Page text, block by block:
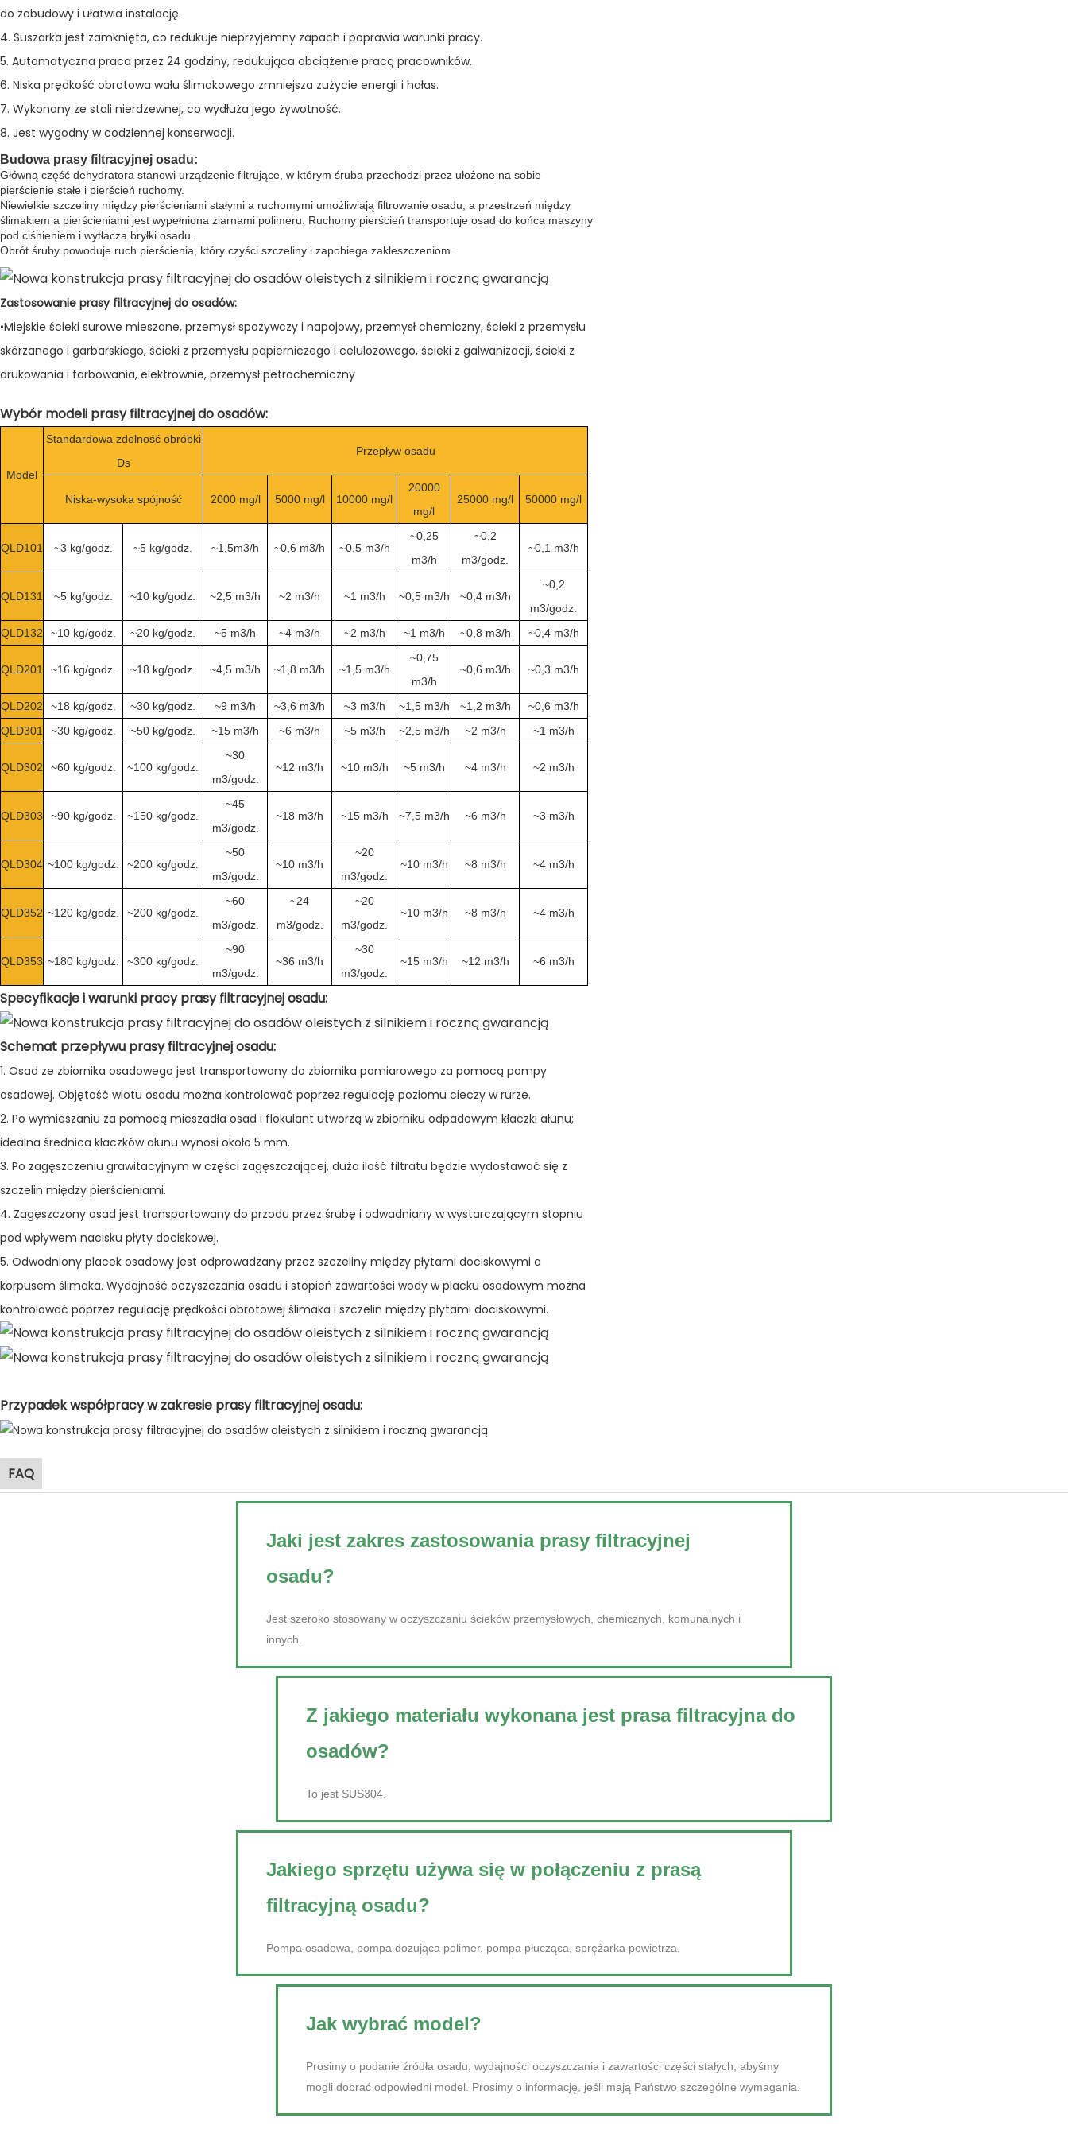
do zabudowy i ułatwia instalację.
4. Suszarka jest zamknięta, co redukuje nieprzyjemny zapach i poprawia warunki pracy.
5. Automatyczna praca przez 24 godziny, redukująca obciążenie pracą pracowników.
6. Niska prędkość obrotowa wału ślimakowego zmniejsza zużycie energii i hałas.
7. Wykonany ze stali nierdzewnej, co wydłuża jego żywotność.
8. Jest wygodny w codziennej konserwacji.
Budowa prasy filtracyjnej osadu:
Główną część dehydratora stanowi urządzenie filtrujące, w którym śruba przechodzi przez ułożone na sobie
pierścienie stałe i pierścień ruchomy.
Niewielkie szczeliny między pierścieniami stałymi a ruchomymi umożliwiają filtrowanie osadu, a przestrzeń między
ślimakiem a pierścieniami jest wypełniona ziarnami polimeru. Ruchomy pierścień transportuje osad do końca maszyny
pod ciśnieniem i wytłacza bryłki osadu.
Obrót śruby powoduje ruch pierścienia, który czyści szczeliny i zapobiega zakleszczeniom.
Zastosowanie prasy filtracyjnej do osadów:
•Miejskie ścieki surowe mieszane, przemysł spożywczy i napojowy, przemysł chemiczny, ścieki z przemysłu
skórzanego i garbarskiego, ścieki z przemysłu papierniczego i celulozowego, ścieki z galwanizacji, ścieki z
drukowania i farbowania, elektrownie, przemysł petrochemiczny
Wybór modeli prasy filtracyjnej do osadów:
Model
Standardowa zdolność obróbki
Ds
Przepływ osadu
Niska-wysoka spójność 2000 mg/l 5000 mg/l 10000 mg/l
20000
mg/l
25000 mg/l 50000 mg/l
QLD101 ~3 kg/godz. ~5 kg/godz. ~1,5m3/h ~0,6 m3/h ~0,5 m3/h
~0,25
m3/h
~0,2
m3/godz.
~0,1 m3/h
QLD131 ~5 kg/godz. ~10 kg/godz. ~2,5 m3/h ~2 m3/h ~1 m3/h ~0,5 m3/h ~0,4 m3/h
~0,2
m3/godz.
QLD132
~10 kg/godz. ~20 kg/godz. ~5 m3/h ~4 m3/h ~2 m3/h ~1 m3/h ~0,8 m3/h ~0,4 m3/h
QLD201 ~16 kg/godz. ~18 kg/godz. ~4,5 m3/h ~1,8 m3/h ~1,5 m3/h
~0,75
m3/h
~0,6 m3/h ~0,3 m3/h
QLD202 ~18 kg/godz. ~30 kg/godz. ~9 m3/h ~3,6 m3/h ~3 m3/h ~1,5 m3/h ~1,2 m3/h
~0,6 m3/h
QLD301
~30 kg/godz. ~50 kg/godz. ~15 m3/h ~6 m3/h ~5 m3/h ~2,5 m3/h ~2 m3/h ~1 m3/h
QLD302 ~60 kg/godz. ~100 kg/godz.
~30
m3/godz.
~12 m3/h ~10 m3/h ~5 m3/h ~4 m3/h ~2 m3/h
QLD303 ~90 kg/godz. ~150 kg/godz.
~45
m3/godz.
~18 m3/h ~15 m3/h ~7,5 m3/h ~6 m3/h ~3 m3/h
QLD304 ~100 kg/godz. ~200 kg/godz.
~50
m3/godz.
~10 m3/h
~20
m3/godz.
~10 m3/h ~8 m3/h ~4 m3/h
QLD352 ~120 kg/godz. ~200 kg/godz.
~60
m3/godz.
~24
m3/godz.
~20
m3/godz.
~10 m3/h ~8 m3/h ~4 m3/h
QLD353 ~180 kg/godz. ~300 kg/godz.
~90
m3/godz.
~36 m3/h
~30
m3/godz.
~15 m3/h ~12 m3/h ~6 m3/h
Specyfikacje i warunki pracy prasy filtracyjnej osadu:
Schemat przepływu prasy filtracyjnej osadu:
1. Osad ze zbiornika osadowego jest transportowany do zbiornika pomiarowego za pomocą pompy
osadowej. Objętość wlotu osadu można kontrolować poprzez regulację poziomu cieczy w rurze.
2. Po wymieszaniu za pomocą mieszadła osad i flokulant utworzą w zbiorniku odpadowym kłaczki ałunu;
idealna średnica kłaczków ałunu wynosi około 5 mm.
3. Po zagęszczeniu grawitacyjnym w części zagęszczającej, duża ilość filtratu będzie wydostawać się z
szczelin między pierścieniami.
4. Zagęszczony osad jest transportowany do przodu przez śrubę i odwadniany w wystarczającym stopniu
pod wpływem nacisku płyty dociskowej.
5. Odwodniony placek osadowy jest odprowadzany przez szczeliny między płytami dociskowymi a
korpusem ślimaka. Wydajność oczyszczania osadu i stopień zawartości wody w placku osadowym można
kontrolować poprzez regulację prędkości obrotowej ślimaka i szczelin między płytami dociskowymi.
Przypadek współpracy w zakresie prasy filtracyjnej osadu:
FAQ
Jaki jest zakres zastosowania prasy filtracyjnej
osadu?
Jest szeroko stosowany w oczyszczaniu ścieków przemysłowych, chemicznych, komunalnych i
innych.
Z jakiego materiału wykonana jest prasa filtracyjna do
osadów?
To jest SUS304.
Jakiego sprzętu używa się w połączeniu z prasą
filtracyjną osadu?
Pompa osadowa, pompa dozująca polimer, pompa płucząca, sprężarka powietrza.
Jak wybrać model?
Prosimy o podanie źródła osadu, wydajności oczyszczania i zawartości części stałych, abyśmy
mogli dobrać odpowiedni model. Prosimy o informację, jeśli mają Państwo szczególne wymagania.